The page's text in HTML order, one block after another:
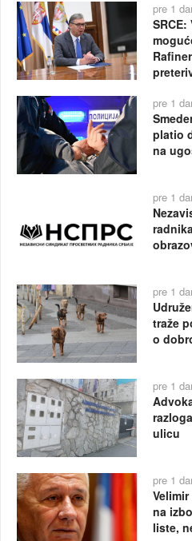
pre 1
pre 1
platio
na
pre 1
pre 1
traže
o
pre 1
ulicu
pre 1
na
liste,